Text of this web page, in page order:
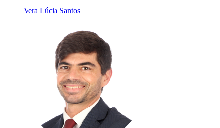
Vera Lúcia Santos